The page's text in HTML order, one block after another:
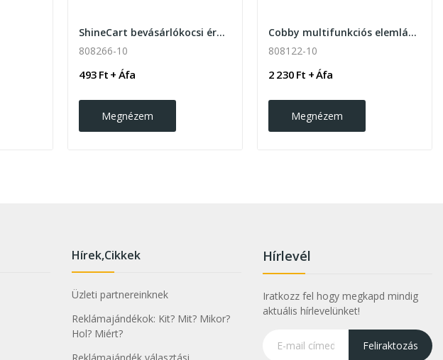
ShineCart bevásárlókocsi érme kulcstartó
808266-10
493 Ft + Áfa
Megnézem
Cobby multifunkciós elemlámpa , fekete
808122-10
2 230 Ft + Áfa
Megnézem
Hírek,Cikkek
Üzleti partnereinknek
Reklámajándékok: Kit? Mit? Mikor?
Hol? Miért?
Reklámajándék választási
Hírlevél
Iratkozz fel hogy megkapd mindig
aktuális hírlevelünket!
Feliraktozás